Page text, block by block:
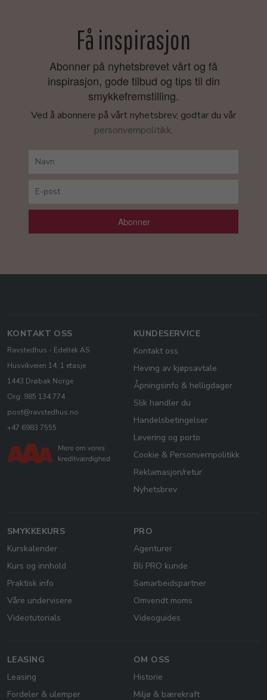
Få inspirasjon
Abonner på nyhetsbrevet vårt og få
inspirasjon, gode tilbud og tips til din
smykkefremstilling.
Ved å abonnere på vårt nyhetsbrev, godtar du vår
personvernpolitikk.
Abonner
KONTAKT OSS
Ravstedhus - Edeltek AS
Husvikveien 14, 1 etasje
1443 Drøbak Norge
Org: 985 134 774
post@ravstedhus.no
+47 6983 7555
KUNDESERVICE
Kontakt oss
Heving av kjøpsavtale
Åpningsinfo & helligdager
Slik handler du
Handelsbetingelser
Levering og porto
Cookie & Personvernpolitikk
Reklamasjon/retur
Nyhetsbrev
SMYKKEKURS
Kurskalender
Kurs og innhold
Praktisk info
Våre undervisere
Videotutorials
PRO
Agenturer
Bli PRO kunde
Samarbeidspartner
Omvendt moms
Videoguides
LEASING
Leasing
Fordeler & ulemper
OM OSS
Historie
Miljø & bærekraft